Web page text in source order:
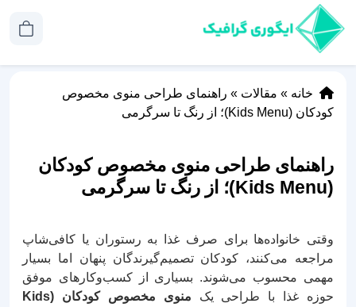
خانه » مقالات » راهنمای طراحی منوی مخصوص
کودکان (Kids Menu)؛ از رنگ تا سرگرمی
راهنمای طراحی منوی مخصوص کودکان
(Kids Menu)؛ از رنگ تا سرگرمی
وقتی خانواده‌ها برای صرف غذا به رستوران یا کافی‌شاپ
مراجعه می‌کنند، کودکان تصمیم‌گیرندگان پنهان اما بسیار
مهمی محسوب می‌شوند. بسیاری از کسب‌وکارهای موفق
حوزه غذا با طراحی یک
منوی مخصوص کودکان (Kids